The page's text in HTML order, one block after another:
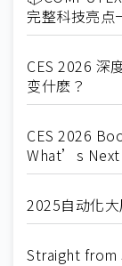
完整科技亮点
CES 2026 深
变什麽？
CES 2026
What’s Next
2025自动化
Straight from